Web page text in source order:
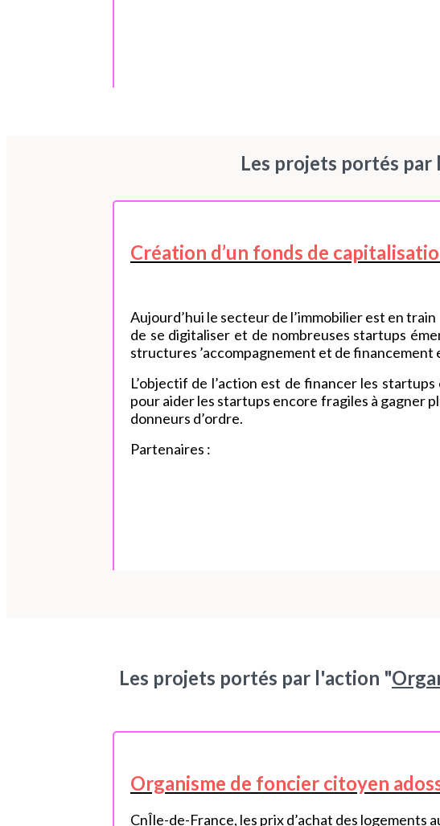
Les projets portés par
Création d’un fonds de
Aujourd’hui le secteur de l’immobilier est en train
de se digitaliser et de nombreuses startups
structures ’accompagnement et de financement
L’objectif de l’action est de financer les
pour aider les startups encore fragiles à gagner
donneurs d’ordre.
Partenaires :
Les projets portés par l'action "
Organisme de foncier citoyen
CnÎle-de-France, les prix d’achat des logements